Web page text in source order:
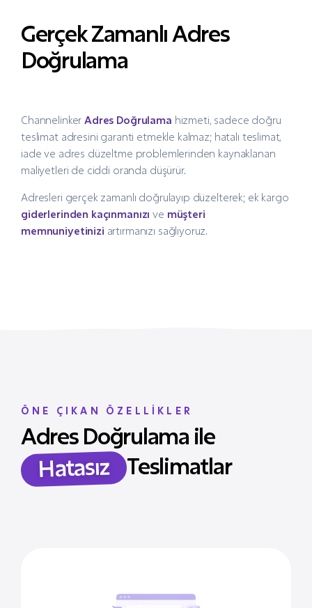
Gerçek Zamanlı Adres
Doğrulama
ChannelinkerAdres Doğrulama hizmeti, sadece doğru
teslimat adresini garanti etmekle kalmaz; hatalı teslimat,
iade ve adres düzeltme problemlerinden kaynaklanan
maliyetleri de ciddi oranda düşürür.
Adresleri gerçek zamanlı doğrulayıp düzelterek; ek kargo
giderlerinden kaçınmanızıve müşteri
memnuniyetinizi artırmanızı sağlıyoruz.
ÖNE ÇIKAN ÖZELLİKLER
Adres Doğrulama ile
Hatasız Teslimatlar